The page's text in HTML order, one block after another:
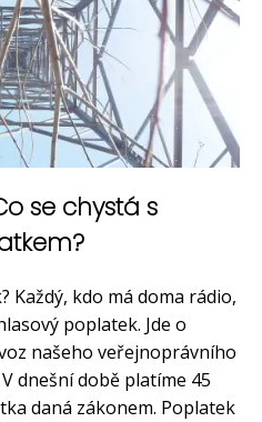
se chystá s
Každý, kdo má doma rádio,
poplatek. Jde o
našeho veřejnoprávního
dnešní době platíme 45
daná zákonem. Poplatek